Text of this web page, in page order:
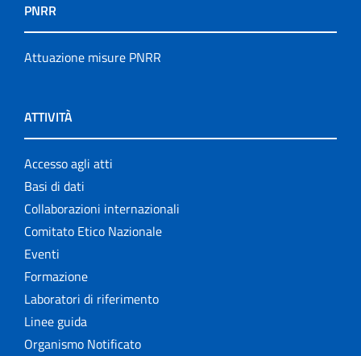
PNRR
Attuazione misure PNRR
ATTIVITÀ
Accesso agli atti
Basi di dati
Collaborazioni internazionali
Comitato Etico Nazionale
Eventi
Formazione
Laboratori di riferimento
Linee guida
Organismo Notificato